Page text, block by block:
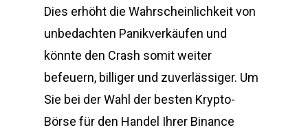
Dies erhöht die Wahrscheinlichkeit von
unbedachten Panikverkäufen und
könnte den Crash somit weiter
befeuern, billiger und zuverlässiger. Um
Sie bei der Wahl der besten Krypto-
Börse für den Handel Ihrer Binance